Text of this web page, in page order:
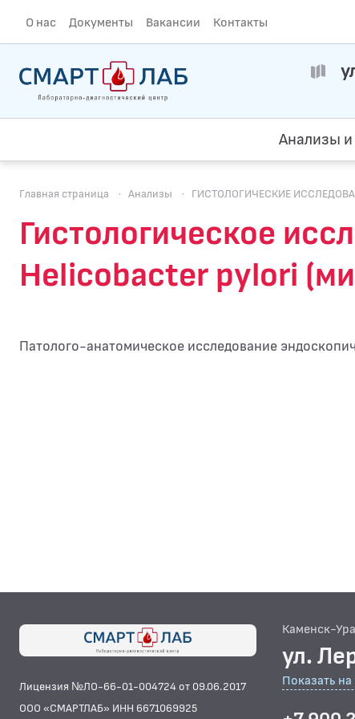
О нас Документы Вакансии Контакты
Анализы и
Главная страница · Анализы · ГИСТОЛОГИЧЕСКИЕ
Гистологическое
Helicobacter pylori
Патолого-анатомическое исследование
Лицензия №ЛО-66-01-004724 от 09.06.2017
ООО «СМАРТЛАБ» ИНН 6671069925
Каменск-
ул.
Показать на